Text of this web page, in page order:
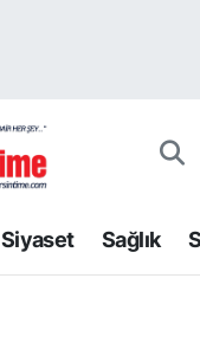
Siyaset Sağlık